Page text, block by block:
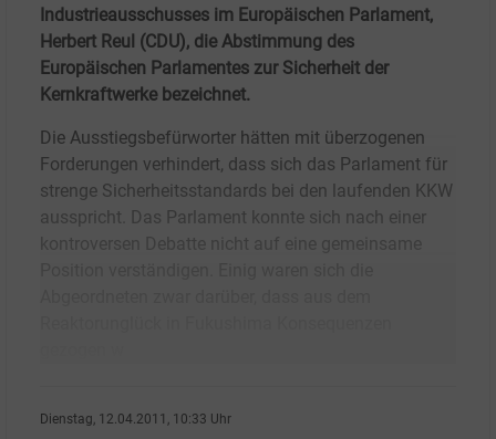
Industrieausschusses im Europäischen Parlament,
Herbert Reul (CDU), die Abstimmung des
Europäischen Parlamentes zur Sicherheit der
Kernkraftwerke bezeichnet.
Die Ausstiegsbefürworter hätten mit überzogenen
Forderungen verhindert, dass sich das Parlament für
strenge Sicherheitsstandards bei den laufenden KKW
ausspricht. Das Parlament konnte sich nach einer
kontroversen Debatte nicht auf eine gemeinsame
Dienstag, 12.04.2011, 10:33 Uhr